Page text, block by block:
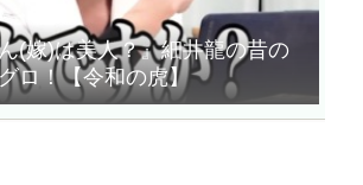
(嫁)は美人？』細井龍の昔の
ロ！【令和の虎】